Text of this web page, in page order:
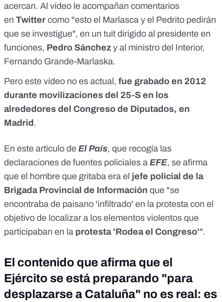
acercan. Al vídeo le acompañan comentarios
en Twitter como "esto el Marlasca y el Pedrito pedirán
que se investigue", en un tuit dirigido al presidente en
funciones, Pedro Sánchez y al ministro del Interior,
Fernando Grande-Marlaska.
Pero este vídeo no es actual, fue grabado en 2012
durante movilizaciones del 25-S en los
alrededores del Congreso de Diputados, en
Madrid.
En este artículo de El País, que recogía las
declaraciones de fuentes policiales a EFE, se afirma
que el hombre que gritaba era el jefe policial de la
Brigada Provincial de Información que "se
encontraba de paisano 'infiltrado' en la protesta con el
objetivo de localizar a los elementos violentos que
participaban en la protesta 'Rodea el Congreso'".
El contenido que afirma que el
Ejército se está preparando "para
desplazarse a Cataluña" no es real: es